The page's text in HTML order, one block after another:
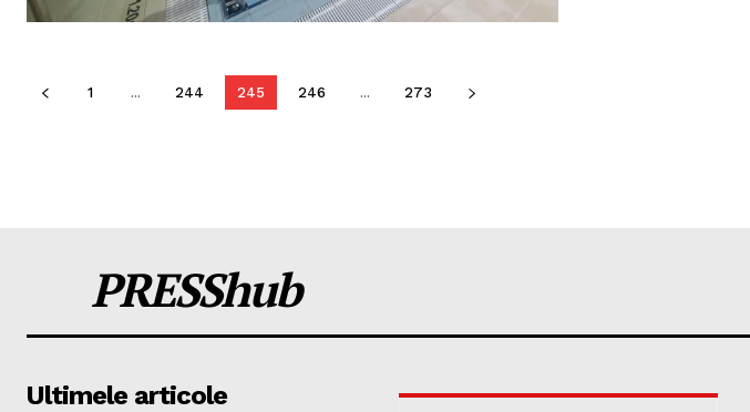
1 ... 244 245 246 ... 273
PRESShub
Ultimele articole